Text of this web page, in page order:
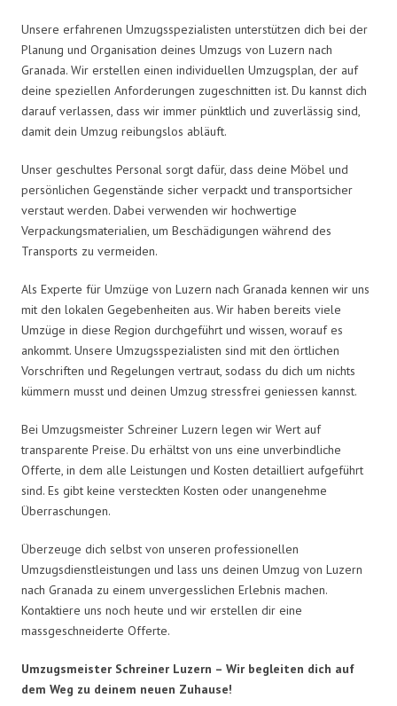
Unsere erfahrenen Umzugsspezialisten unterstützen dich bei der
Planung und Organisation deines Umzugs von Luzern nach
Granada. Wir erstellen einen individuellen Umzugsplan, der auf
deine speziellen Anforderungen zugeschnitten ist. Du kannst dich
darauf verlassen, dass wir immer pünktlich und zuverlässig sind,
damit dein Umzug reibungslos abläuft.
Unser geschultes Personal sorgt dafür, dass deine Möbel und
persönlichen Gegenstände sicher verpackt und transportsicher
verstaut werden. Dabei verwenden wir hochwertige
Verpackungsmaterialien, um Beschädigungen während des
Transports zu vermeiden.
Als Experte für Umzüge von Luzern nach Granada kennen wir uns
mit den lokalen Gegebenheiten aus. Wir haben bereits viele
Umzüge in diese Region durchgeführt und wissen, worauf es
ankommt. Unsere Umzugsspezialisten sind mit den örtlichen
Vorschriften und Regelungen vertraut, sodass du dich um nichts
kümmern musst und deinen Umzug stressfrei geniessen kannst.
Bei Umzugsmeister Schreiner Luzern legen wir Wert auf
transparente Preise. Du erhältst von uns eine unverbindliche
Offerte, in dem alle Leistungen und Kosten detailliert aufgeführt
sind. Es gibt keine versteckten Kosten oder unangenehme
Überraschungen.
Überzeuge dich selbst von unseren professionellen
Umzugsdienstleistungen und lass uns deinen Umzug von Luzern
nach Granada zu einem unvergesslichen Erlebnis machen.
Kontaktiere uns noch heute und wir erstellen dir eine
massgeschneiderte Offerte.
Umzugsmeister Schreiner Luzern – Wir begleiten dich auf
dem Weg zu deinem neuen Zuhause!